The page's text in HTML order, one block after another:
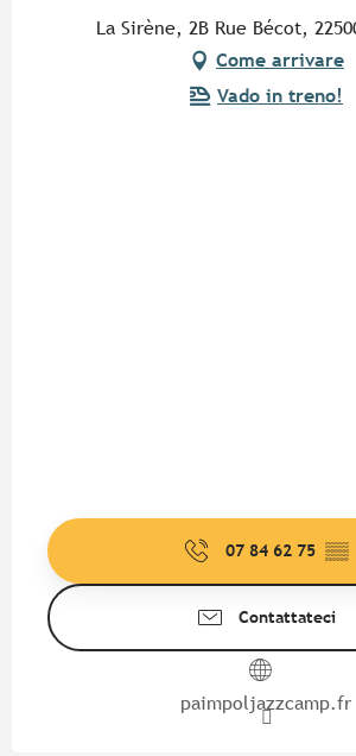
La Sirène, 2B Rue Bécot,
Come arrivare
Vado in treno!
07 84 62 75 ▒▒
Contattateci
paimpoljazzcamp.fr